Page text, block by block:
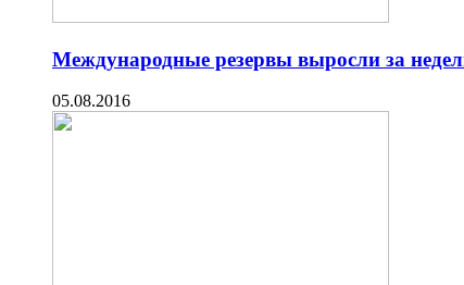
Международные резервы выросли за
05.08.2016